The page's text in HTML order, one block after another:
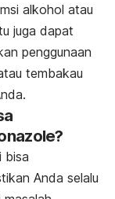
alkohol atau
juga dapat
penggunaan
tembakau
bisa
Anda selalu